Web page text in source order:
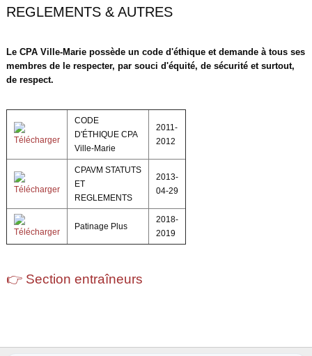
REGLEMENTS & AUTRES
Le CPA Ville-Marie possède un code d'éthique et demande à tous ses
membres de le respecter, par souci d'équité, de sécurité et surtout,
de respect.
CODE
D'ÉTHIQUE CPA
Ville-Marie
2011-
2012
CPAVM STATUTS
ET
REGLEMENTS
2013-
04-29
Patinage Plus
2018-
2019
👉 Section entraîneurs